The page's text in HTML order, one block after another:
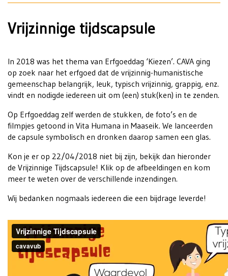
Vrijzinnige tijdscapsule
In 2018 was het thema van Erfgoeddag ‘Kiezen’. CAVA ging
op zoek naar het erfgoed dat de vrijzinnig-humanistische
gemeenschap belangrijk, leuk, typisch vrijzinnig, grappig, enz.
vindt en nodigde iedereen uit om (een) stuk(ken) in te zenden.
Op Erfgoeddag zelf werden de stukken, de foto’s en de
filmpjes getoond in Vita Humana in Maaseik. We lanceerden
de capsule symbolisch en dronken daarop samen een glas.
Kon je er op 22/04/2018 niet bij zijn, bekijk dan hieronder
de Vrijzinnige Tijdscapsule! Klik op de afbeeldingen en kom
meer te weten over de verschillende inzendingen.
Wij bedanken nogmaals iedereen die een bijdrage leverde!